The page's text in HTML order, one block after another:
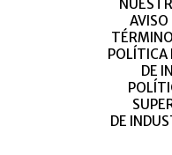
AVISO
POLÍTICA
DE
DE